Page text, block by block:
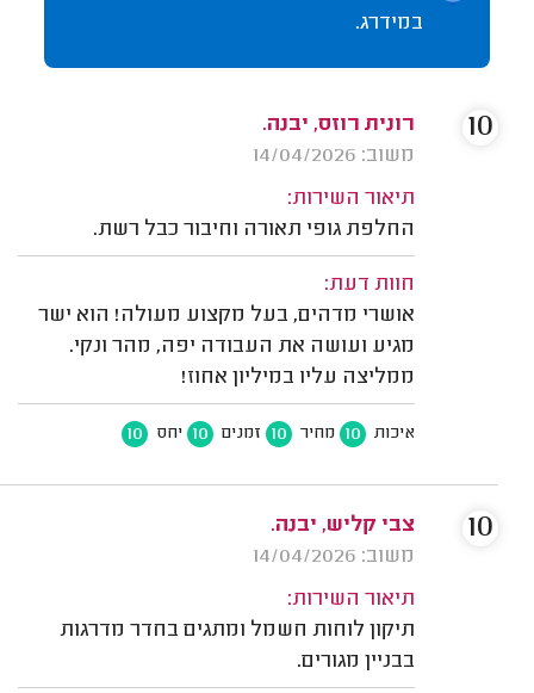
במידרג.
רונית רוזס, יבנה.
משוב: 14/04/2026
תיאור השירות:
החלפת גופי תאורה וחיבור כבל רשת.
חוות דעת:
אושרי מדהים, בעל מקצוע מעולה! הוא ישר
מגיע ועושה את העבודה יפה, מהר ונקי.
ממליצה עליו במיליון אחוז!
איכות 10 מחיר 10 זמנים 10 יחס 10
10
צבי קליש, יבנה.
משוב: 14/04/2026
תיאור השירות:
תיקון לוחות חשמל ומתגים בחדר מדרגות
בבניין מגורים.
10